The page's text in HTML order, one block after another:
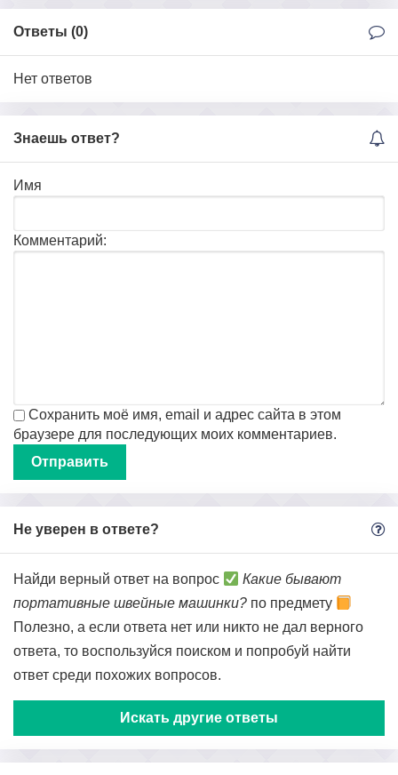
Ответы (0)
Нет ответов
Знаешь ответ?
Имя
Комментарий:
Сохранить моё имя, email и адрес сайта в этом
браузере для последующих моих комментариев.
Не уверен в ответе?
Найди верный ответ на вопрос
Какие бывают
портативные швейные машинки? по предмету
Полезно, а если ответа нет или никто не дал верного
ответа, то воспользуйся поиском и попробуй найти
ответ среди похожих вопросов.
Искать другие ответы